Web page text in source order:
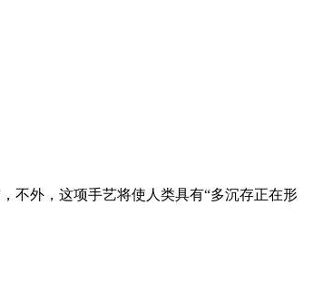
不外，这项手艺将使人类具有“多沉存正在形